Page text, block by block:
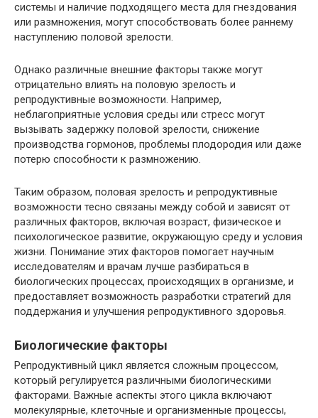
системы и наличие подходящего места для гнездования
или размножения, могут способствовать более раннему
наступлению половой зрелости.
Однако различные внешние факторы также могут
отрицательно влиять на половую зрелость и
репродуктивные возможности. Например,
неблагоприятные условия среды или стресс могут
вызывать задержку половой зрелости, снижение
производства гормонов, проблемы плодородия или даже
потерю способности к размножению.
Таким образом, половая зрелость и репродуктивные
возможности тесно связаны между собой и зависят от
различных факторов, включая возраст, физическое и
психологическое развитие, окружающую среду и условия
жизни. Понимание этих факторов помогает научным
исследователям и врачам лучше разбираться в
биологических процессах, происходящих в организме, и
предоставляет возможность разработки стратегий для
поддержания и улучшения репродуктивного здоровья.
Биологические факторы
Репродуктивный цикл является сложным процессом,
который регулируется различными биологическими
факторами. Важные аспекты этого цикла включают
молекулярные, клеточные и организменные процессы,